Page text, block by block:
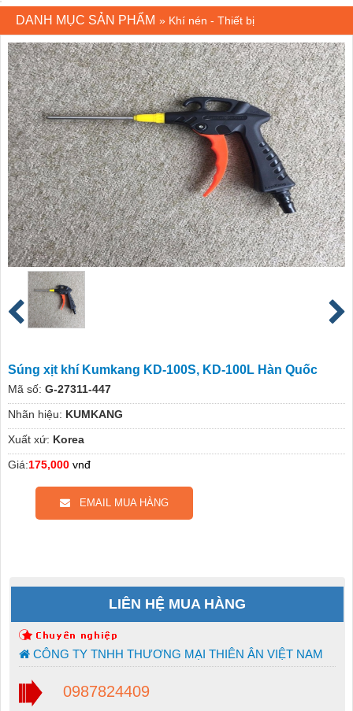
DANH MỤC SẢN PHẨM » Khí nén - Thiết bị
Súng xịt khí Kumkang KD-100S, KD-100L Hàn Quốc
Mã số: G-27311-447
Nhãn hiệu: KUMKANG
Xuất xứ: Korea
Giá:175,000 vnđ
EMAIL MUA HÀNG
LIÊN HỆ MUA HÀNG
CÔNG TY TNHH THƯƠNG MẠI THIÊN ÂN VIỆT NAM
0987824409